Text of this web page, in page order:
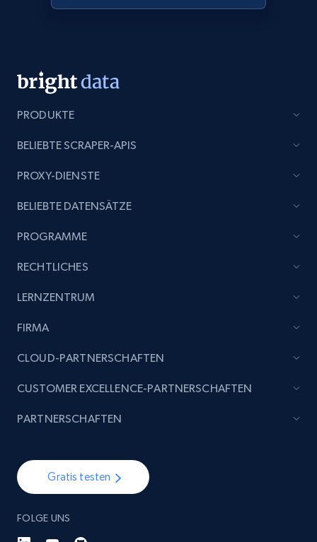
products from Brands URLs
Etsy
Reviews count shop, Reviews count item, Initial
1.9K+
Etsy - Collect data on products using
specified keywords
Reviews count shop, Reviews count item, Initial
Etsy - Collects data from shop's URL
URL, Product id, Listing inventory id, Title, Rating,
PRODUKTE
BELIEBTE SCRAPER-APIS
PROXY-DIENSTE
BELIEBTE DATENSÄTZE
PROGRAMME
RECHTLICHES
LERNZENTRUM
FIRMA
Gratis testen
FOLGE UNS
CLOUD-PARTNERSCHAFTEN
CUSTOMER EXCELLENCE-PARTNERSCHAFTEN
PARTNERSCHAFTEN